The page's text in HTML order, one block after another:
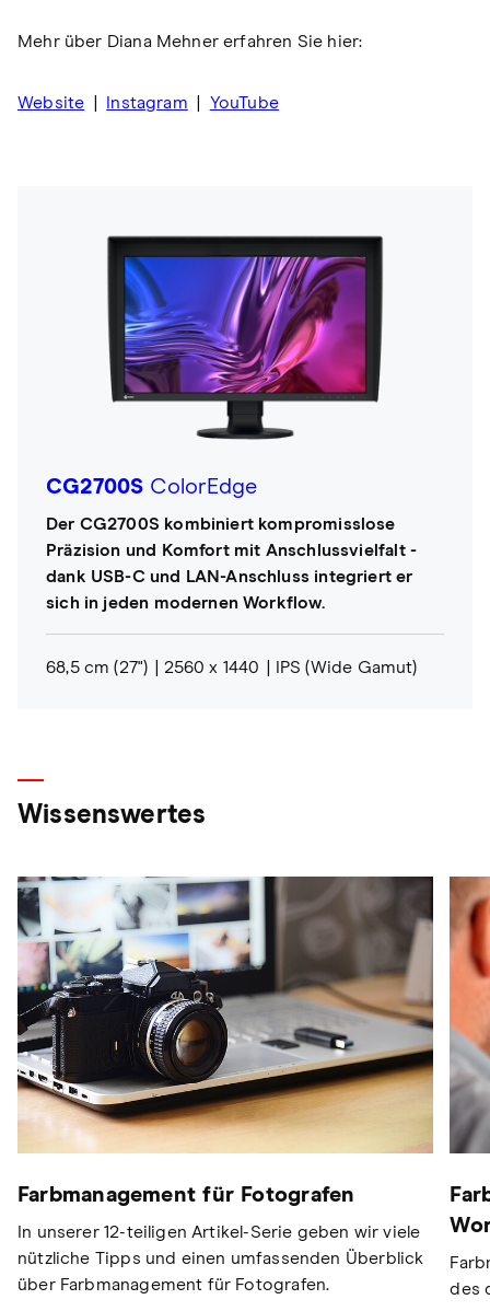
Mehr über Diana Mehner erfahren Sie hier:
Website Instagram YouTube
CG2700S ColorEdge
Der CG2700S kombiniert kompromisslose
Präzision und Komfort mit Anschlussvielfalt -
dank USB-C und LAN-Anschluss integriert er
sich in jeden modernen Workflow.
68,5 cm (27") 2560 x 1440 IPS (Wide Gamut)
Wissenswertes
Farbmanagement für Fotografen
In unserer 12-teiligen Artikel-Serie geben wir viele
nützliche Tipps und einen umfassenden Überblick
über Farbmanagement für Fotografen.
des